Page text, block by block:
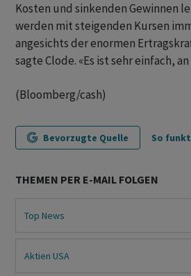
Kosten und sinkenden Gewinnen
werden mit steigenden Kursen
angesichts der enormen
sagte Clode. «Es ist sehr einfach,
(Bloomberg/cash)
Bevorzugte Quelle So
THEMEN PER E-MAIL FOLGEN
Top News
Aktien USA